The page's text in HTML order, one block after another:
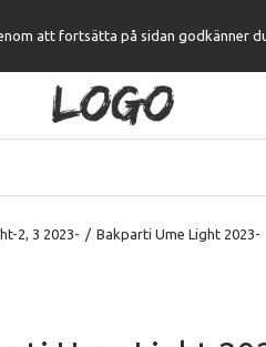
att fortsätta på sidan godkänner
2, 3 2023- / Bakparti Ume Light 2023-